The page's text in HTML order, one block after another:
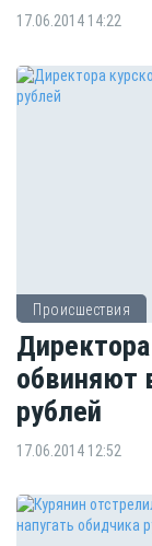
17.06.2014 14:22
Происшествия
обвиняют
рублей
17.06.2014 12:52